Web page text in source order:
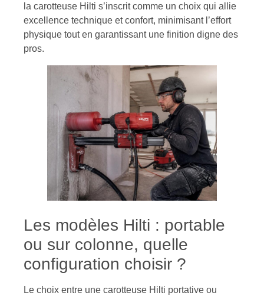
la carotteuse Hilti s’inscrit comme un choix qui allie
excellence technique et confort, minimisant l’effort
physique tout en garantissant une finition digne des
pros.
Les modèles Hilti : portable
ou sur colonne, quelle
configuration choisir ?
Le choix entre une carotteuse Hilti portative ou